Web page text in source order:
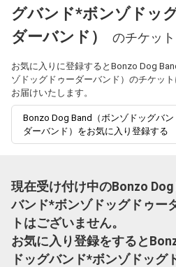
グバンド*ボンゾドッ
ダーバンド）
のチケット
お気に入りに登録するとBonzo Dog
ゾドッグドゥーダーバンド）のチケッ
お届けいたします。
Bonzo Dog Band（ボンゾドッグバ
ダーバンド）をお気に入り登録する
現在受け付け中のBonzo
バンド*ボンゾドッグドゥー
トはございません。
お気に入り登録をすると
ドッグバンド*ボンゾドッグ